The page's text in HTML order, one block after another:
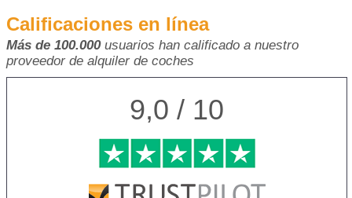
Calificaciones en línea
Más de 100.000usuarios han calificado a nuestro
proveedor de alquiler de coches
9,0 / 10